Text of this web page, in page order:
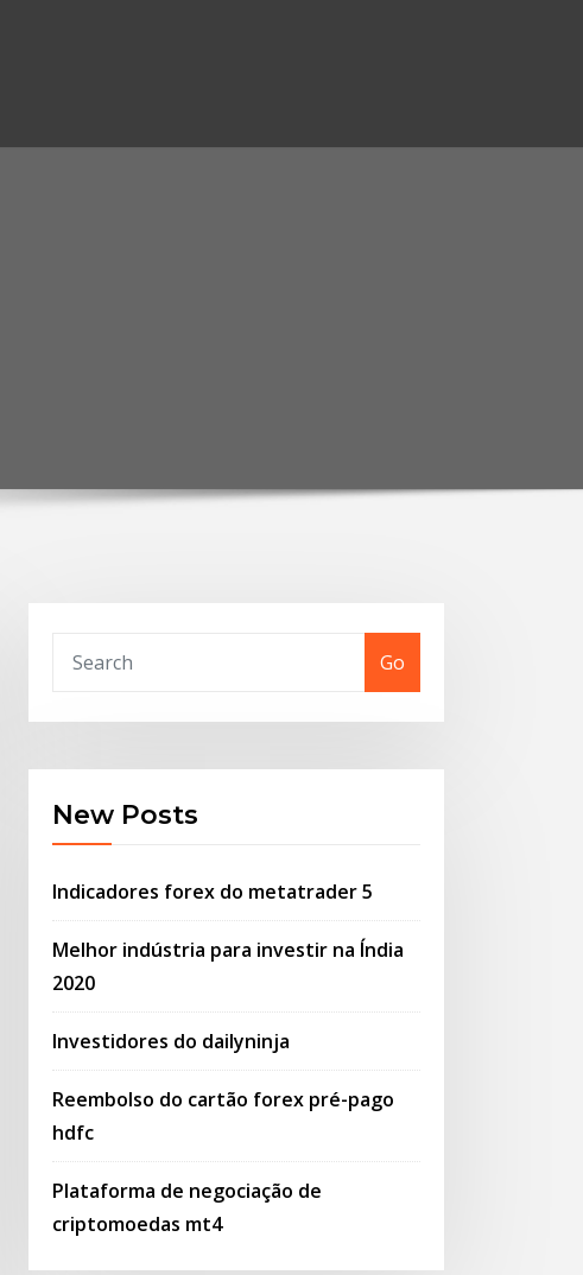
Go
New Posts
Indicadores forex do metatrader 5
Melhor indústria para investir na Índia
2020
Investidores do dailyninja
Reembolso do cartão forex pré-pago
hdfc
Plataforma de negociação de
criptomoedas mt4